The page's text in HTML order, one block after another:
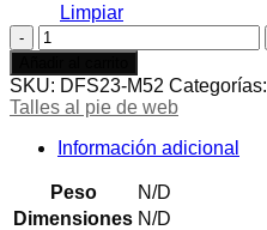
Limpiar
Musculosa
Twist
cantidad
SKU: DFS23-M52 Categorías:
Talles al pie de web
Información adicional
Peso
N/D
Dimensiones N/D